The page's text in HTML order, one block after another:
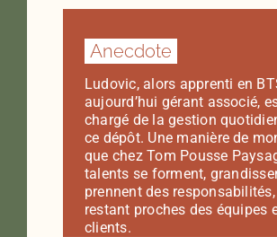
Anecdote
Ludovic, alors apprenti en
aujourd’hui gérant associé,
chargé de la gestion
ce dépôt. Une manière de
que chez Tom Pousse
talents se forment,
prennent des
restant proches des équipes
clients.